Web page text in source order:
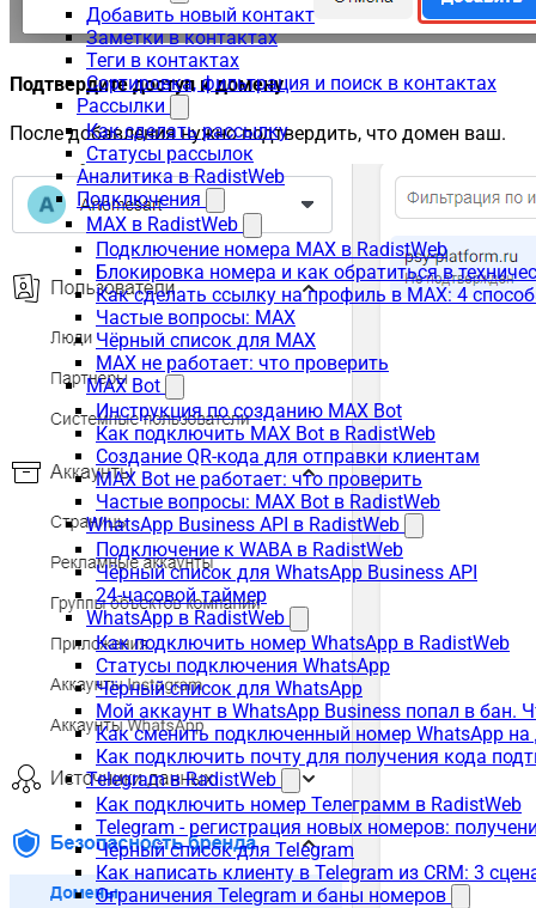
Добавить новый контакт
Заметки в контактах
Теги в контактах
Сортировка, фильтрация и поиск в контактах
Рассылки
Как сделать рассылку
Статусы рассылок
Аналитика в RadistWeb
Подключения
MAX в RadistWeb
Подключение номера MAX в RadistWeb
Блокировка номера и как обратиться в
Как сделать ссылку на профиль в MAX: 4
Частые вопросы: MAX
Чёрный список для MAX
MAX не работает: что проверить
MAX Bot
Инструкция по созданию MAX Bot
Как подключить MAX Bot в RadistWeb
Создание QR-кода для отправки клиентам
MAX Bot не работает: что проверить
Частые вопросы: MAX Bot в RadistWeb
WhatsApp Business API в RadistWeb
Подключение к WABA в RadistWeb
Чёрный список для WhatsApp Business API
24-часовой таймер
WhatsApp в RadistWeb
Как подключить номер WhatsApp в RadistWeb
Статусы подключения WhatsApp
Чёрный список для WhatsApp
Мой аккаунт в WhatsApp Business попал в бан.
Как сменить подключенный номер WhatsApp на
Как подключить почту для получения кода
Telegram в RadistWeb
Как подключить номер Телеграмм в RadistWeb
Telegram - регистрация новых номеров:
Чёрный список для Telegram
Как написать клиенту в Telegram из CRM: 3
Ограничения Telegram и баны номеров
Подтвердите доступ к домену
После добавления нужно подтвердить, что домен ваш.